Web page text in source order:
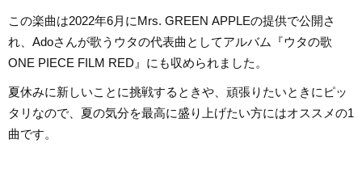
この楽曲は2022年6月にMrs. GREEN APPLEの提供で公開さ
れ、Adoさんが歌うウタの代表曲としてアルバム『ウタの歌
ONE PIECE FILM RED』にも収められました。
夏休みに新しいことに挑戦するときや、頑張りたいときにピッ
タリなので、夏の気分を最高に盛り上げたい方にはオススメの1
曲です。